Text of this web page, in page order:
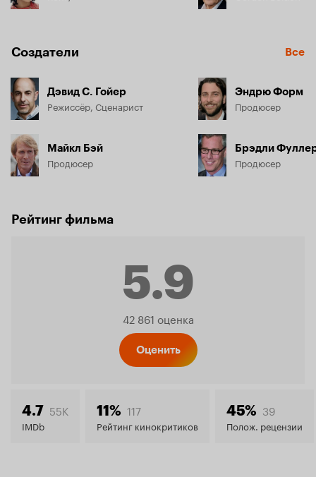
Создатели Все
Дэвид С. Гойер
Режиссёр, Сценарист
Майкл Бэй
Продюсер
Эндрю Форм
Продюсер
Брэдли
Продюсер
Рейтинг фильма
5.9
Рейтинг
5.9
42 861 оценка
Оценить
4.7 55K
IMDb
11% 117
Рейтинг кинокритиков
45% 39
Полож. рецензии